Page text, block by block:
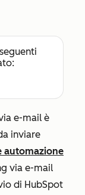
e-mail è
inviare
automazione
via e-mail
di HubSpot